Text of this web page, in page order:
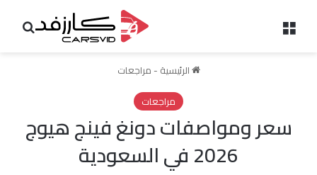
الرئيسية - مراجعات
مراجعات
سعر ومواصفات دونغ فينج هيوج
2026 في السعودية